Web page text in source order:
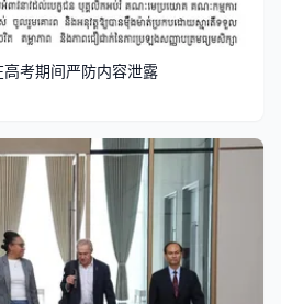
考期间严防内容泄露